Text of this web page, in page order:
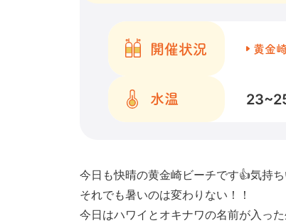
開催状況 黄金
水温
今日も快晴の黄金崎ビーチです👍気持
それでも暑いのは変わりない！！
今日はハワイとオキナワの名前が入っ